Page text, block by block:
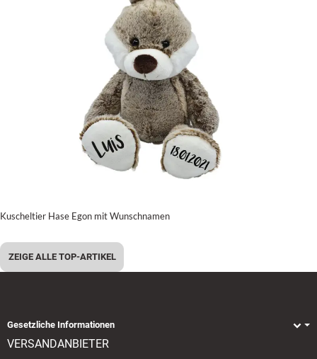
Kuscheltier Hase Egon mit Wunschnamen
ZEIGE ALLE TOP-ARTIKEL
Gesetzliche Informationen
VERSANDANBIETER